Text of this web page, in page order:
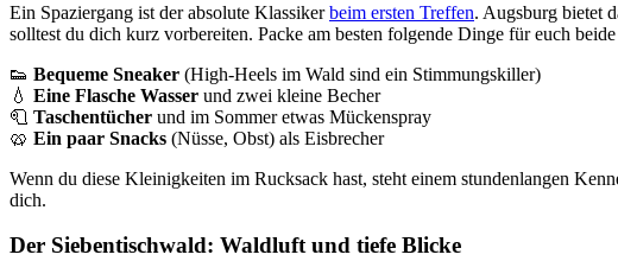
Ein Spaziergang ist der absolute Klassikerbeim ersten Treffen. Augsburg bietet
solltest du dich kurz vorbereiten. Packe am besten folgende Dinge für euch
👟 Bequeme Sneaker (High-Heels im Wald sind ein Stimmungskiller)
💧 Eine Flasche Wasser und zwei kleine Becher
🧻 Taschentücher und im Sommer etwas Mückenspray
🥨 Ein paar Snacks (Nüsse, Obst) als Eisbrecher
Wenn du diese Kleinigkeiten im Rucksack hast, steht einem stundenlangen
dich.
Der Siebentischwald: Waldluft und tiefe Blicke